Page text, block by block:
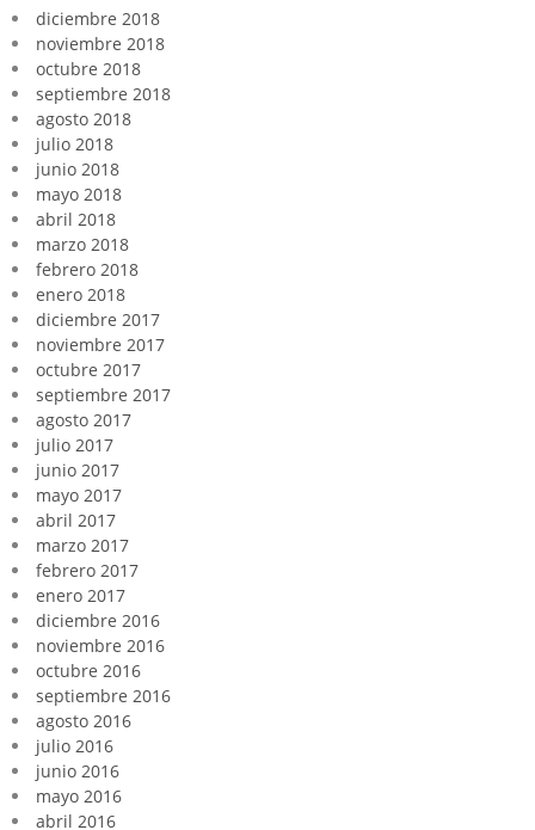
diciembre 2018
noviembre 2018
octubre 2018
septiembre 2018
agosto 2018
julio 2018
junio 2018
mayo 2018
abril 2018
marzo 2018
febrero 2018
enero 2018
diciembre 2017
noviembre 2017
octubre 2017
septiembre 2017
agosto 2017
julio 2017
junio 2017
mayo 2017
abril 2017
marzo 2017
febrero 2017
enero 2017
diciembre 2016
noviembre 2016
octubre 2016
septiembre 2016
agosto 2016
julio 2016
junio 2016
mayo 2016
abril 2016